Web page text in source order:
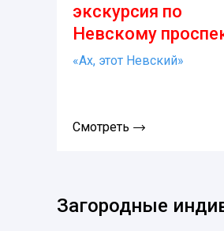
экскурсия по
Невскому
«Ах, этот Невский»
Смотреть
Загородные